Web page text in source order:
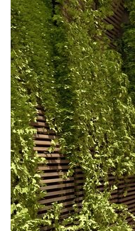
nad krocínkou a